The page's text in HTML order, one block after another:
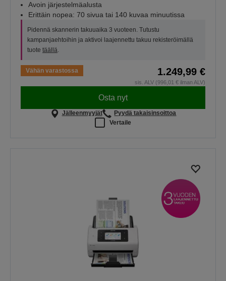
Avoin järjestelmäalusta
Erittäin nopea: 70 sivua tai 140 kuvaa minuutissa
Pidennä skannerin takuuaika 3 vuoteen. Tutustu
kampanjaehtoihin ja aktivoi laajennettu takuu rekisteröimällä
tuote täällä.
Vähän varastossa 1.249,99 €
sis. ALV (996,01 € ilman ALV)
Osta nyt
Jälleenmyyjät
Pyydä takaisinsoittoa
Vertaile